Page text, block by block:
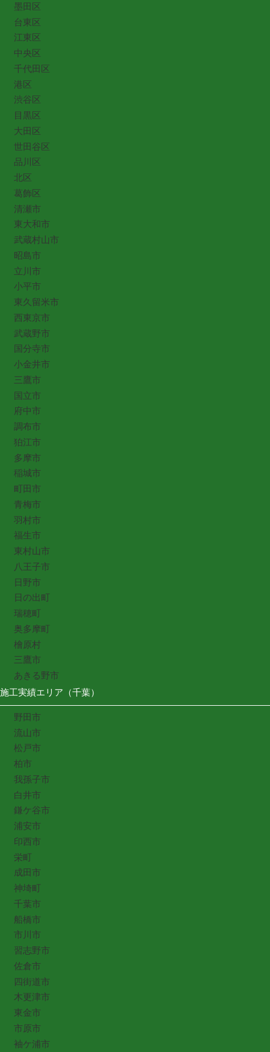
墨田区
台東区
江東区
中央区
千代田区
港区
渋谷区
目黒区
大田区
世田谷区
品川区
北区
葛飾区
清瀬市
東大和市
武蔵村山市
昭島市
立川市
小平市
東久留米市
西東京市
武蔵野市
国分寺市
小金井市
三鷹市
国立市
府中市
調布市
狛江市
多摩市
稲城市
町田市
青梅市
羽村市
福生市
東村山市
八王子市
日野市
日の出町
瑞穂町
奥多摩町
檜原村
三鷹市
あきる野市
施工実績エリア（千葉）
野田市
流山市
松戸市
柏市
我孫子市
白井市
鎌ケ谷市
浦安市
印西市
栄町
成田市
神埼町
千葉市
船橋市
市川市
習志野市
佐倉市
四街道市
木更津市
東金市
市原市
袖ケ浦市